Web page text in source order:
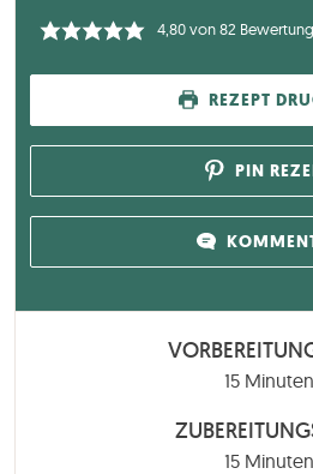
4,80von82
REZEPT
PIN
15Minuten
Minuten
15Minuten
Minuten